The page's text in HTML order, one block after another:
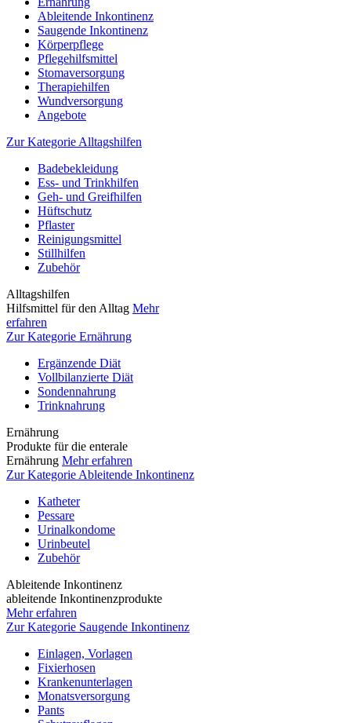
Ableitende Inkontinenz
Saugende Inkontinenz
Körperpflege
Pflegehilfsmittel
Stomaversorgung
Therapiehilfen
Wundversorgung
Angebote
Zur Kategorie Alltagshilfen
Badebekleidung
Ess- und Trinkhilfen
Geh- und Greifhilfen
Hüftschutz
Pflaster
Reinigungsmittel
Stillhilfen
Zubehör
Alltagshilfen
Hilfsmittel für den Alltag Mehr
erfahren
Zur Kategorie Ernährung
Ergänzende Diät
Vollbilanzierte Diät
Sondennahrung
Trinknahrung
Ernährung
Produkte für die enterale
Ernährung Mehr erfahren
Zur Kategorie Ableitende Inkontinenz
Katheter
Pessare
Urinalkondome
Urinbeutel
Zubehör
Ableitende Inkontinenz
ableitende Inkontinenzprodukte
Mehr erfahren
Zur Kategorie Saugende Inkontinenz
Einlagen, Vorlagen
Fixierhosen
Krankenunterlagen
Monatsversorgung
Pants